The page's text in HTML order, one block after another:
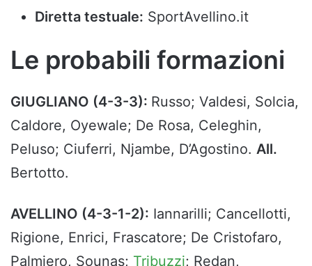
Diretta testuale: SportAvellino.it
Le probabili formazioni
GIUGLIANO (4-3-3): Russo; Valdesi, Solcia,
Caldore, Oyewale; De Rosa, Celeghin,
Peluso; Ciuferri, Njambe, D’Agostino. All.
Bertotto.
AVELLINO (4-3-1-2): Iannarilli; Cancellotti,
Rigione, Enrici, Frascatore; De Cristofaro,
Palmiero, Sounas; Tribuzzi; Redan,